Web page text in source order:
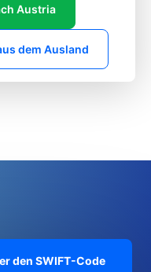
Austria
dem Ausland
den SWIFT-Code